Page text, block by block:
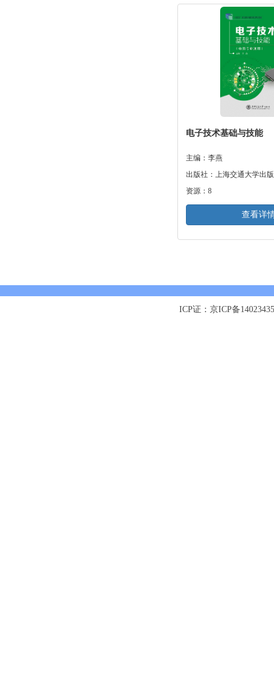
电子技术基础与技能
主编：李燕
出版社：上海交通大学出
资源：8
查看详
ICP证：京ICP备